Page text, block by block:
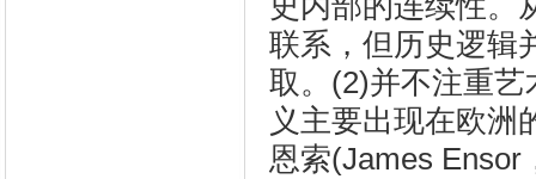
联系，但历史逻辑
取。(2)并不注重
义主要出现在欧洲
恩索(James Ensor